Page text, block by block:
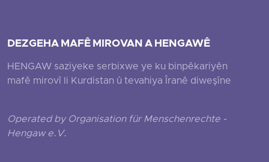
DEZGEHA MAFÊ MIROVAN A HENGAWÊ
HENGAW saziyeke serbixwe ye ku binpêkariyên
mafê mirovî li Kurdistan û tevahiya Îranê diweşîne
Operated by Organisation für Menschenrechte -
Hengaw e.V.